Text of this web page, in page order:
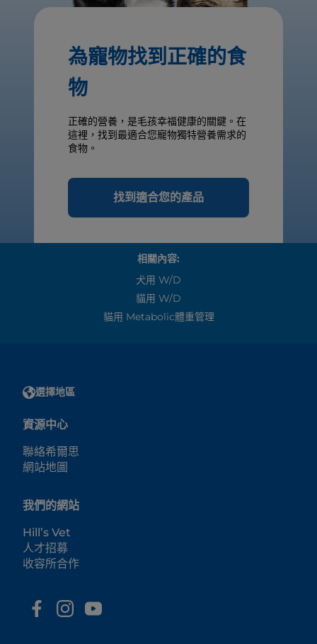
為寵物找到正確的食
物
正確的營養，是毛孩幸福健康的關鍵。在
這裡，找到最適合您寵物獨特營養需求的
食物。
找到適合您的產品
相關內容:
犬用 W/d
貓用 W/d
貓用 Metabolic體重管理
選擇地區
資源中心
聯絡希爾思
網站地圖
我們的網站
Hill’s Vet
人才招募
收容所合作